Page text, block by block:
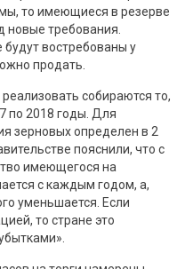
то имеющиеся в резерве
новые требования.
востребованы у
продать.
собираются то,
по 2018 годы. Для
зерновых определен в 2
пояснили, что с
имеющегося на
с каждым годом, а,
уменьшается. Если
то стране это